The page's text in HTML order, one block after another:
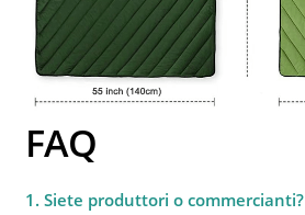
FAQ
1. Siete produttori o commercianti?